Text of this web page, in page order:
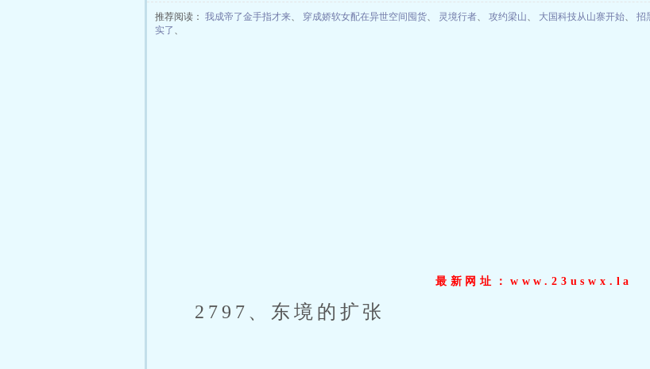
推荐阅读： 我成帝了金手指才来、 穿成娇软女配在异世空间囤货、 灵境行者、 攻约梁山、 大国科技从山寨开始、 招
实了 、
最新网址：www.23uswx.la
2797、东境的扩张